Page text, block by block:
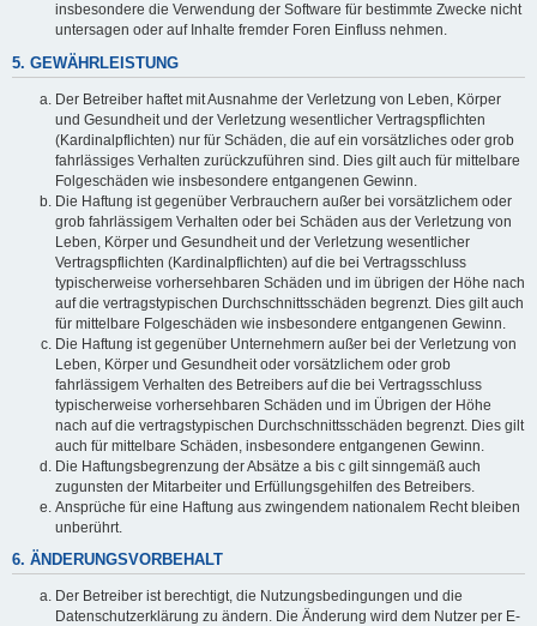
insbesondere die Verwendung der Software für bestimmte Zwecke nicht
untersagen oder auf Inhalte fremder Foren Einfluss nehmen.
5. GEWÄHRLEISTUNG
Der Betreiber haftet mit Ausnahme der Verletzung von Leben, Körper
und Gesundheit und der Verletzung wesentlicher Vertragspflichten
(Kardinalpflichten) nur für Schäden, die auf ein vorsätzliches oder grob
fahrlässiges Verhalten zurückzuführen sind. Dies gilt auch für mittelbare
Folgeschäden wie insbesondere entgangenen Gewinn.
Die Haftung ist gegenüber Verbrauchern außer bei vorsätzlichem oder
grob fahrlässigem Verhalten oder bei Schäden aus der Verletzung von
Leben, Körper und Gesundheit und der Verletzung wesentlicher
Vertragspflichten (Kardinalpflichten) auf die bei Vertragsschluss
typischerweise vorhersehbaren Schäden und im übrigen der Höhe nach
auf die vertragstypischen Durchschnittsschäden begrenzt. Dies gilt auch
für mittelbare Folgeschäden wie insbesondere entgangenen Gewinn.
Die Haftung ist gegenüber Unternehmern außer bei der Verletzung von
Leben, Körper und Gesundheit oder vorsätzlichem oder grob
fahrlässigem Verhalten des Betreibers auf die bei Vertragsschluss
typischerweise vorhersehbaren Schäden und im Übrigen der Höhe
nach auf die vertragstypischen Durchschnittsschäden begrenzt. Dies gilt
auch für mittelbare Schäden, insbesondere entgangenen Gewinn.
Die Haftungsbegrenzung der Absätze a bis c gilt sinngemäß auch
zugunsten der Mitarbeiter und Erfüllungsgehilfen des Betreibers.
Ansprüche für eine Haftung aus zwingendem nationalem Recht bleiben
unberührt.
6. ÄNDERUNGSVORBEHALT
Der Betreiber ist berechtigt, die Nutzungsbedingungen und die
Datenschutzerklärung zu ändern. Die Änderung wird dem Nutzer per E-